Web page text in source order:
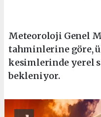
Meteoroloji Genel
tahminlerine göre,
kesimlerinde yerel
bekleniyor.